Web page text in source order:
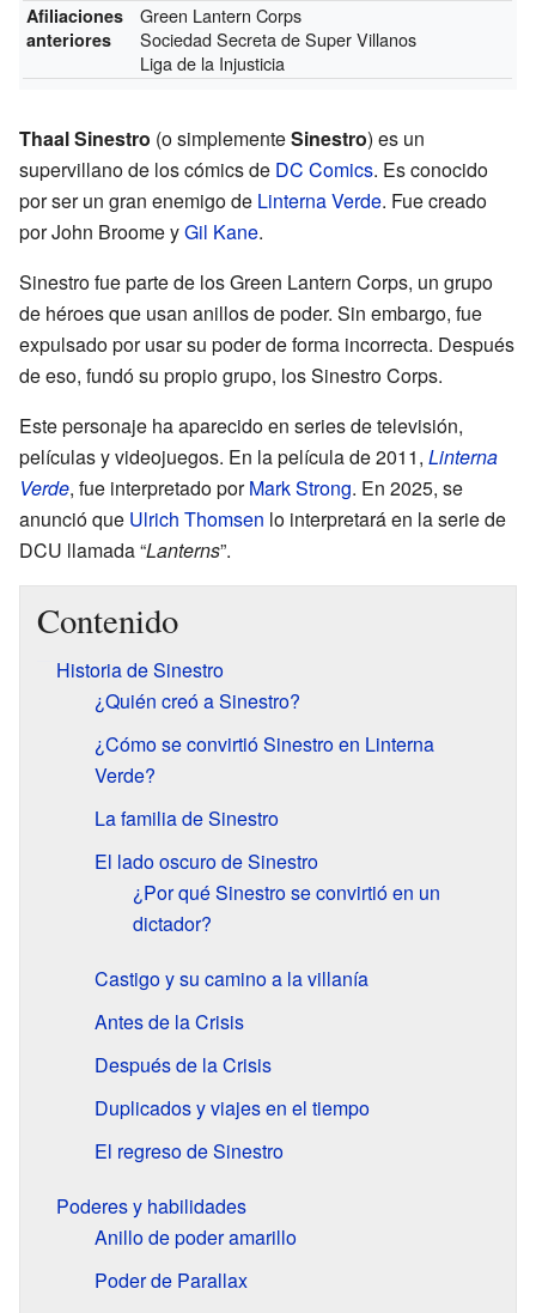
Afiliaciones
anteriores
Green Lantern Corps
Sociedad Secreta de Super Villanos
Liga de la Injusticia
Thaal Sinestro (o simplementeSinestro) es un
supervillano de los cómics de DC Comics. Es conocido
por ser un gran enemigo de Linterna Verde. Fue creado
por John Broome yGil Kane.
Sinestro fue parte de los Green Lantern Corps, un grupo
de héroes que usan anillos de poder. Sin embargo, fue
expulsado por usar su poder de forma incorrecta. Después
de eso, fundó su propio grupo, los Sinestro Corps.
Este personaje ha aparecido en series de televisión,
películas y videojuegos. En la película de 2011, Linterna
Verde, fue interpretado porMark Strong. En 2025, se
anunció que Ulrich Thomsen lo interpretará en la serie de
DCU llamada “Lanterns”.
Contenido
Historia de Sinestro
¿Quién creó a Sinestro?
¿Cómo se convirtió Sinestro en Linterna
Verde?
La familia de Sinestro
El lado oscuro de Sinestro
¿Por qué Sinestro se convirtió en un
dictador?
Castigo y su camino a la villanía
Antes de la Crisis
Después de la Crisis
Duplicados y viajes en el tiempo
El regreso de Sinestro
Poderes y habilidades
Anillo de poder amarillo
Poder de Parallax